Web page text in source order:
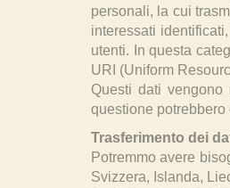
personali, la cui
interessati
utenti. In questa
URI (Uniform
Questi dati
questione
Trasferimento dei
Potremmo avere
Svizzera, Islanda,